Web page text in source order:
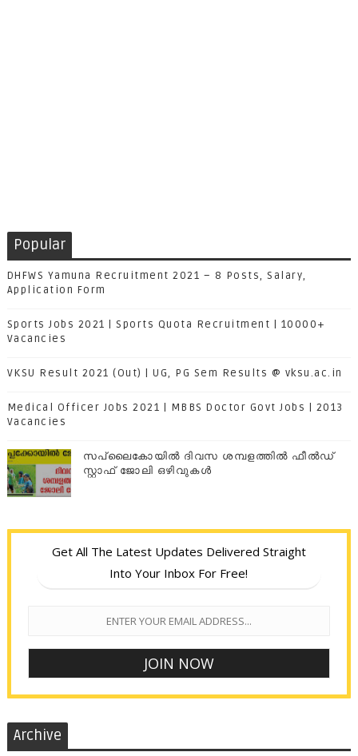
Popular
DHFWS Yamuna Recruitment 2021 – 8 Posts, Salary,
Application Form
Sports Jobs 2021 | Sports Quota Recruitment | 10000+
Vacancies
VKSU Result 2021 (Out) | UG, PG Sem Results @ vksu.ac.in
Medical Officer Jobs 2021 | MBBS Doctor Govt Jobs | 2013
Vacancies
സപ്ലൈകോയില്‍ ദിവസ ശമ്പളത്തിൽ ഫീല്‍ഡ്
സ്റ്റാഫ് ജോലി ഒഴിവുകൾ
Get All The Latest Updates Delivered Straight
Into Your Inbox For Free!
Archive